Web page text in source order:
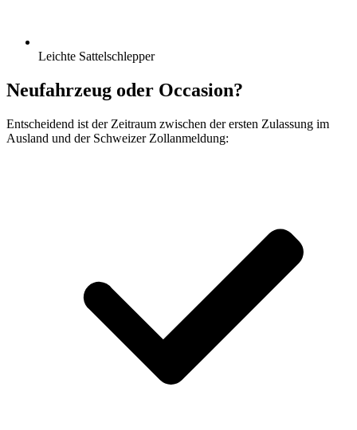
Leichte Sattelschlepper
Neufahrzeug oder Occasion?
Entscheidend ist der Zeitraum zwischen der ersten Zulassung im
Ausland und der Schweizer Zollanmeldung: